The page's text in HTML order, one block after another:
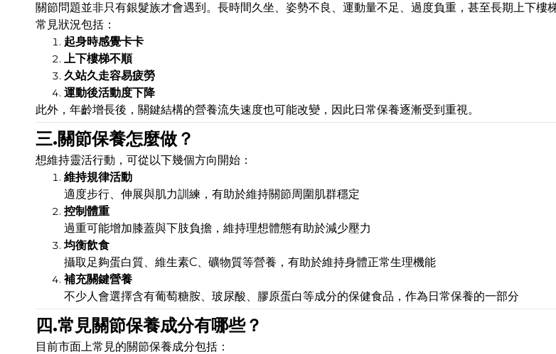
關節問題並非只有銀髮族才會遇到。長時間久坐、姿勢不良、運動量不足、過度負重，甚至長期上下樓
常見狀況包括：
起身時感覺卡卡
上下樓梯不順
久站久走容易疲勞
運動後活動度下降
此外，年齡增長後，關鍵結構的營養流失速度也可能改變，因此日常保養逐漸受到重視。
三.關節保養怎麼做？
想維持靈活行動，可從以下幾個方向開始：
維持規律活動
適度步行、伸展與肌力訓練，有助於維持關節周圍肌群穩定
控制體重
過重可能增加膝蓋與下肢負擔，維持理想體態有助於減少壓力
均衡飲食
攝取足夠蛋白質、維生素C、礦物質等營養，有助於維持身體正常生理機能
補充關鍵營養
不少人會選擇含有葡萄糖胺、玻尿酸、膠原蛋白等成分的保健食品，作為日常保養的一部分
四.常見關節保養成分有哪些？
目前市面上常見的關節保養成分包括：